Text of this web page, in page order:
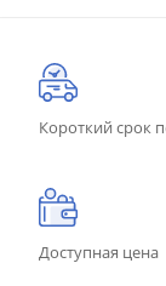
Короткий срок
Доступная цена